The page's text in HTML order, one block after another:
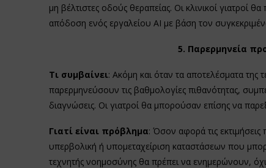
μη βέλτιστες οδούς θεραπείας. Οι κλινικοί γιατροί
απόδοση ενός εργαλείου AI με βάση τον
5. Παρερμηνεία
Τι συμβαίνει: Ακόμη και όταν τα αποτελέσματα της
παρερμηνεύσουν τις βαθμολογίες πιθανότητας,
διαγνώσεις. Οι γιατροί θα μπορούσαν επίσης να
Γιατί είναι πρόβλημα: Όσον αφορά τις
υπερβολική ή υπομεταχείριση καταστάσεων που
τεχνητής νοημοσύνης θα πρέπει να ενημερώνουν,